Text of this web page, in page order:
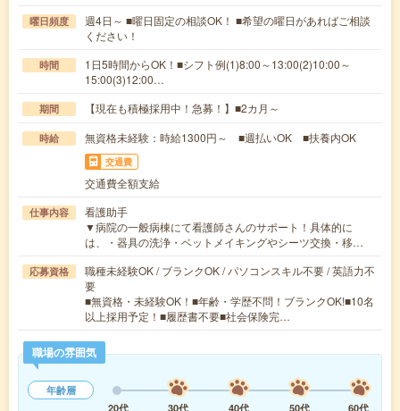
曜日頻度
週4日～ ■曜日固定の相談OK！ ■希望の曜日があればご相談
ください！
時間
1日5時間からOK！■シフト例(1)8:00～13:00(2)10:00～
15:00(3)12:00…
期間 【現在も積極採用中！急募！】■2カ月～
時給 無資格未経験：時給1300円～ ■週払いOK ■扶養内OK
交通費
交通費全額支給
仕事内容
看護助手
▼病院の一般病棟にて看護師さんのサポート！具体的に
は、・器具の洗浄・ベットメイキングやシーツ交換・移…
応募資格
職種未経験OK / ブランクOK / パソコンスキル不要 / 英語力不
要
■無資格・未経験OK！■年齢・学歴不問！ブランクOK!■10名
以上採用予定！■履歴書不要■社会保険完…
職場の雰囲気
年齢層
20代
30代 40代 50代
60代